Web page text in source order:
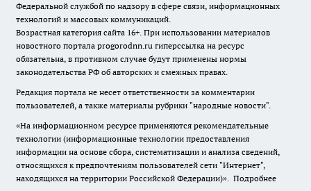
Федеральной службой по надзору в сфере связи, информационных
технологий и массовых коммуникаций.
Возрастная категория сайта 16+. При использовании материалов
новостного портала progorodnn.ru гиперссылка на ресурс
обязательна, в противном случае будут применены нормы
законодательства РФ об авторских и смежных правах.
Редакция портала не несет ответственности за комментарии
пользователей, а также материалы рубрики "народные новости".
«На информационном ресурсе применяются рекомендательные
технологии (информационные технологии предоставления
информации на основе сбора, систематизации и анализа сведений,
относящихся к предпочтениям пользователей сети "Интернет",
находящихся на территории Российской Федерации)». Подробнее